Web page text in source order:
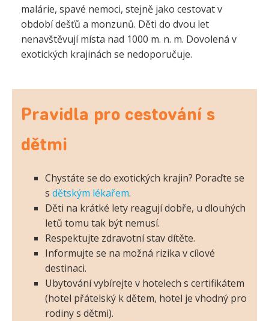
malárie, spavé nemoci, stejně jako cestovat v
období dešťů a monzunů. Děti do dvou let
nenavštěvují místa nad 1000 m. n. m. Dovolená v
exotických krajinách se nedoporučuje.
Pravidla pro cestování s
dětmi
Chystáte se do exotických krajin? Poraďte se
s dětským lékařem.
Děti na krátké lety reagují dobře, u dlouhých
letů tomu tak být nemusí.
Respektujte zdravotní stav dítěte.
Informujte se na možná rizika v cílové
destinaci.
Ubytování vybírejte v hotelech s certifikátem
(hotel přátelský k dětem, hotel je vhodný pro
rodiny s dětmi).